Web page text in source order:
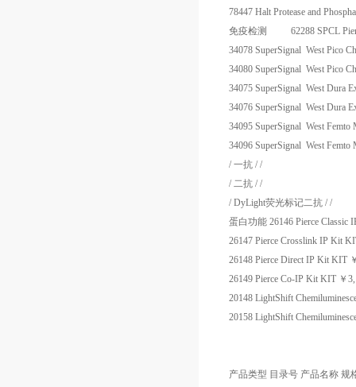
78447 Halt Protease and
免疫检测
62288 SPCL
34078 SuperSignal West Pico
34080 SuperSignal West Pico
34075 SuperSignal West Dura
34076 SuperSignal West Dura
34095 SuperSignal West Femto
34096 SuperSignal West Femto
/ 一抗 / /
/ 二抗 / /
/ DyLight荧光标记二抗 / /
蛋白功能 26146 Pierce Classic
26147 Pierce Crosslink IP Kit
26148 Pierce Direct IP Kit KIT
26149 Pierce Co-IP Kit KIT ￥
20148 LightShift
20158 LightShift
产品类型 目录号 产品名称 规